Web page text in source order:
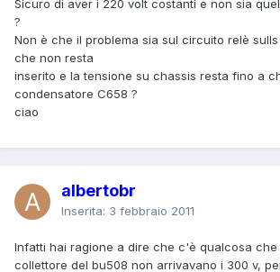
Sicuro di aver i 220 volt costanti e non sia
?
Non è che il problema sia sul circuito relè
che non resta
inserito e la tensione su chassis resta fino a
condensatore C658 ?
ciao
albertobr
Inserita: 3 febbraio 2011
Infatti hai ragione a dire che c'è qualcosa che
collettore del bu508 non arrivavano i 300 v,